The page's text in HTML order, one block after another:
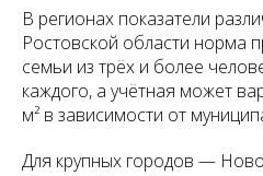
В регионах показатели
Ростовской области норма
семьи из трёх и более
каждого, а учётная может
м² в зависимости от
Для крупных городов —